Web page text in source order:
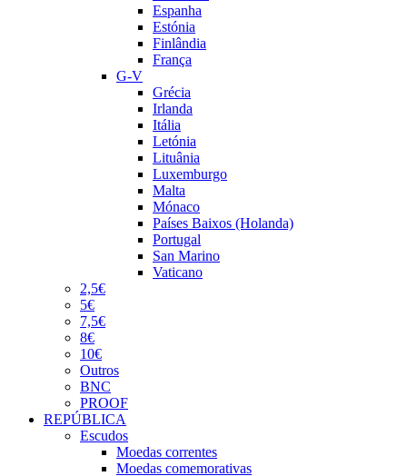
Espanha
Estónia
Finlândia
França
G-V
Grécia
Irlanda
Itália
Letónia
Lituânia
Luxemburgo
Malta
Mónaco
Países Baixos (Holanda)
Portugal
San Marino
Vaticano
2,5€
5€
7,5€
8€
10€
Outros
BNC
PROOF
REPÚBLICA
Escudos
Moedas correntes
Moedas comemorativas